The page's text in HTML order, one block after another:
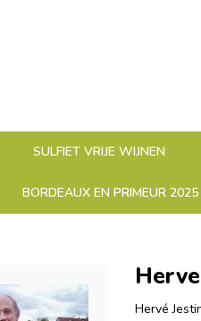
SULFIET VRIJE WIJNEN
BORDEAUX EN PRIMEUR 2025
Hervé